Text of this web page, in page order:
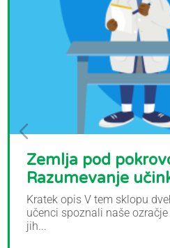
Zemlja pod
Razumevanje
Kratek opis V tem sklopu
učenci spoznali naše
jih...